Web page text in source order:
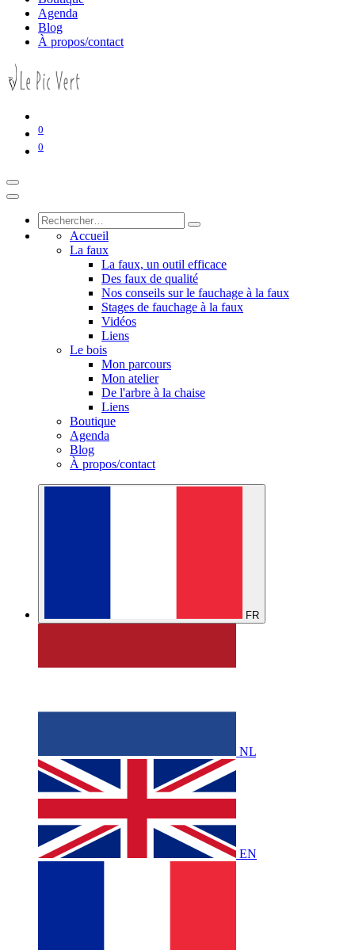
Agenda
Blog
À propos/contact
0
0
Accueil
La faux
La faux, un outil efficace
Des faux de qualité
Nos conseils sur le fauchage à la faux
Stages de fauchage à la faux
Vidéos
Liens
Le bois
Mon parcours
Mon atelier
De l'arbre à la chaise
Liens
Boutique
Agenda
Blog
À propos/contact
FR
NL
EN